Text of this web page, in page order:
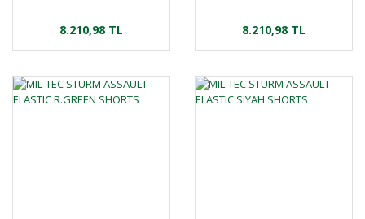
8.210,98 TL 8.210,98 TL